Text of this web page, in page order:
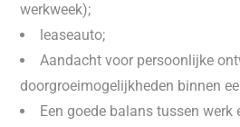
werkweek);
leaseauto;
Aandacht voor persoonlijke
doorgroeimogelijkheden binnen
Een goede balans tussen werk